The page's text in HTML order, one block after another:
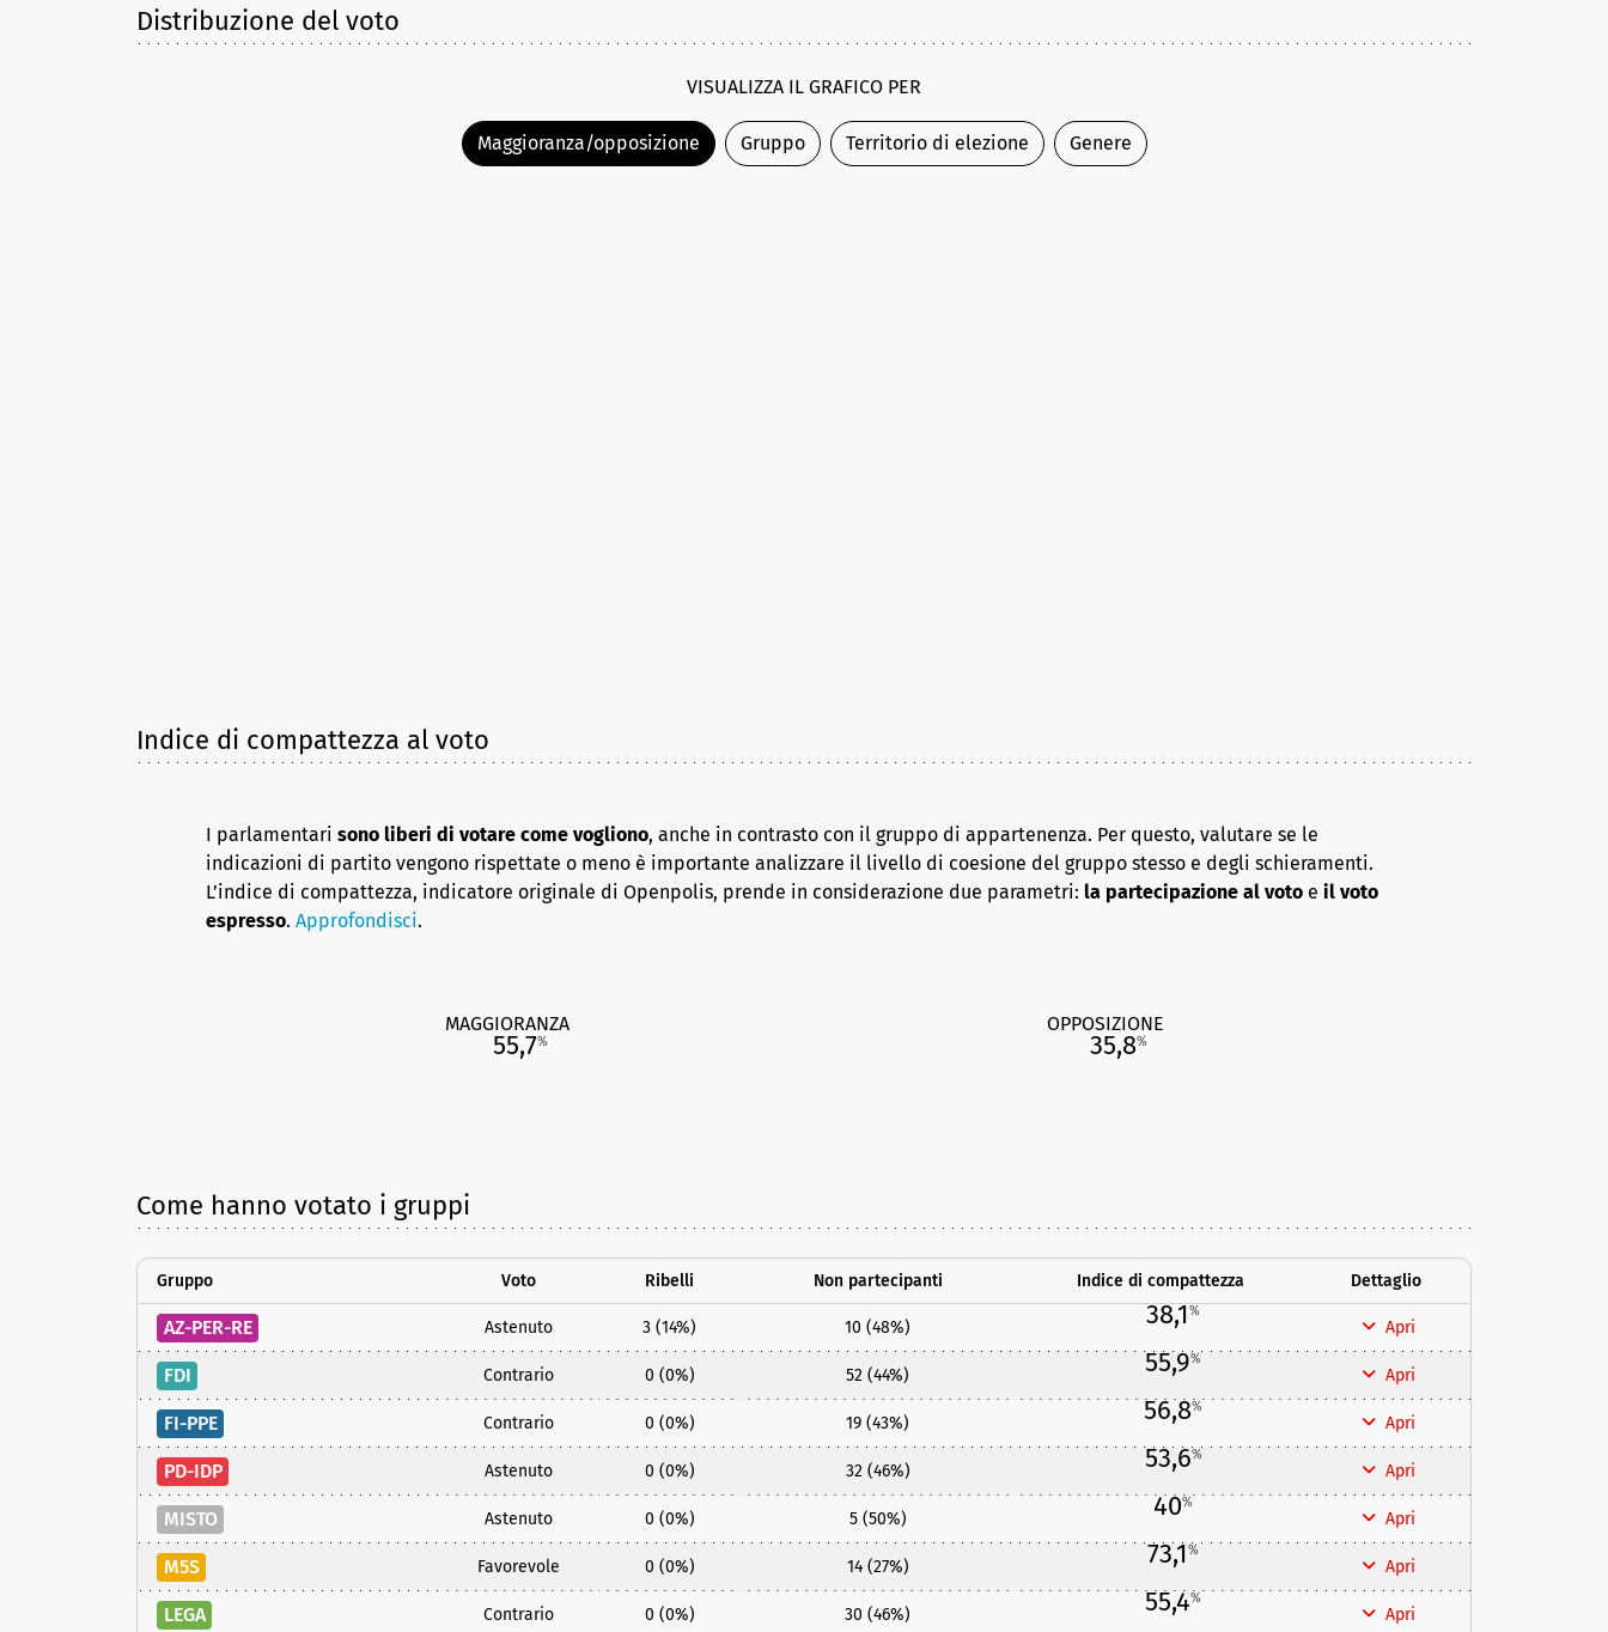
Distribuzione del voto
VISUALIZZA IL GRAFICO PER
Maggioranza/opposizione Gruppo Territorio di elezione Genere
Indice di compattezza al voto
I parlamentari sono liberi di votare come vogliono, anche in contrasto con il gruppo di appartenenza. Per questo, valutare se le
indicazioni di partito vengono rispettate o meno è importante analizzare il livello di coesione del gruppo stesso e degli schieramenti.
L’indice di compattezza, indicatore originale di Openpolis, prende in considerazione due parametri: la partecipazione al voto e il voto
espresso. Approfondisci.
MAGGIORANZA
55,7%
OPPOSIZIONE
35,8%
Come hanno votato i gruppi
Gruppo Voto Ribelli Non partecipanti Indice di compattezza Dettaglio
AZ-PER-RE Astenuto 3 (14%) 10 (48%) 38,1%
Apri
FDI Contrario 0 (0%) 52 (44%) 55,9%
Apri
FI-PPE Contrario 0 (0%) 19 (43%) 56,8%
Apri
PD-IDP Astenuto 0 (0%) 32 (46%) 53,6%
Apri
MISTO Astenuto 0 (0%) 5 (50%) 40%
Apri
M5S Favorevole 0 (0%) 14 (27%) 73,1%
Apri
LEGA Contrario 0 (0%) 30 (46%) 55,4%
Apri